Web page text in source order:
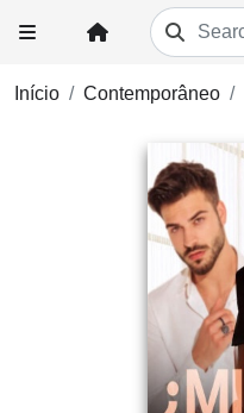
Início Contemporâneo